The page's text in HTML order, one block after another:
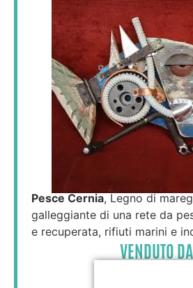
Pesce Cernia, Legno di
galleggiante di una rete da
e recuperata, rifiuti marini e
VENDUTO DA